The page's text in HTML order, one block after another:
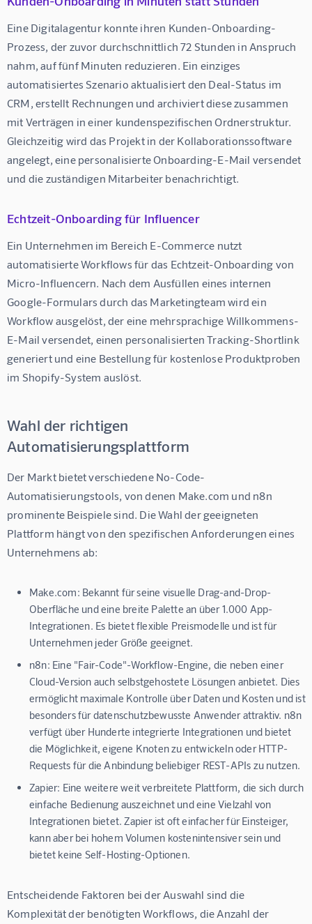
Eine Digitalagentur konnte ihren Kunden-Onboarding-
Prozess, der zuvor durchschnittlich 72 Stunden in Anspruch
nahm, auf fünf Minuten reduzieren. Ein einziges
automatisiertes Szenario aktualisiert den Deal-Status im
CRM, erstellt Rechnungen und archiviert diese zusammen
mit Verträgen in einer kundenspezifischen Ordnerstruktur.
Gleichzeitig wird das Projekt in der Kollaborationssoftware
angelegt, eine personalisierte Onboarding-E-Mail versendet
und die zuständigen Mitarbeiter benachrichtigt.
Echtzeit-Onboarding für Influencer
Ein Unternehmen im Bereich E-Commerce nutzt
automatisierte Workflows für das Echtzeit-Onboarding von
Micro-Influencern. Nach dem Ausfüllen eines internen
Google-Formulars durch das Marketingteam wird ein
Workflow ausgelöst, der eine mehrsprachige Willkommens-
E-Mail versendet, einen personalisierten Tracking-Shortlink
generiert und eine Bestellung für kostenlose Produktproben
im Shopify-System auslöst.
Wahl der richtigen
Automatisierungsplattform
Der Markt bietet verschiedene No-Code-
Automatisierungstools, von denen Make.com und n8n
prominente Beispiele sind. Die Wahl der geeigneten
Plattform hängt von den spezifischen Anforderungen eines
Unternehmens ab:
Make.com: Bekannt für seine visuelle Drag-and-Drop-
Oberfläche und eine breite Palette an über 1.000 App-
Integrationen. Es bietet flexible Preismodelle und ist für
Unternehmen jeder Größe geeignet.
n8n: Eine "Fair-Code"-Workflow-Engine, die neben einer
Cloud-Version auch selbstgehostete Lösungen anbietet. Dies
ermöglicht maximale Kontrolle über Daten und Kosten und ist
besonders für datenschutzbewusste Anwender attraktiv. n8n
verfügt über Hunderte integrierte Integrationen und bietet
die Möglichkeit, eigene Knoten zu entwickeln oder HTTP-
Requests für die Anbindung beliebiger REST-APIs zu nutzen.
Zapier: Eine weitere weit verbreitete Plattform, die sich durch
einfache Bedienung auszeichnet und eine Vielzahl von
Integrationen bietet. Zapier ist oft einfacher für Einsteiger,
kann aber bei hohem Volumen kostenintensiver sein und
bietet keine Self-Hosting-Optionen.
Entscheidende Faktoren bei der Auswahl sind die
Komplexität der benötigten Workflows, die Anzahl der